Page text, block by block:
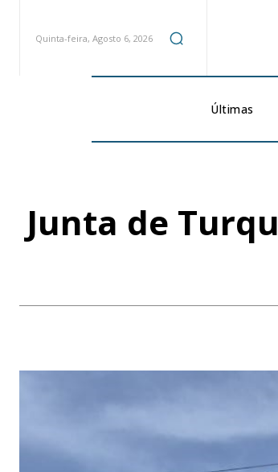
Quinta-feira, Agosto 6, 2026
Últimas
Junta de